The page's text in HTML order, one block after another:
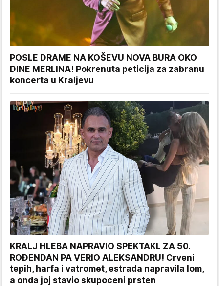
POSLE DRAME NA KOŠEVU NOVA BURA OKO
DINE MERLINA! Pokrenuta peticija za zabranu
koncerta u Kraljevu
KRALJ HLEBA NAPRAVIO SPEKTAKL ZA 50.
ROĐENDAN PA VERIO ALEKSANDRU! Crveni
tepih, harfa i vatromet, estrada napravila lom,
a onda joj stavio skupoceni prsten